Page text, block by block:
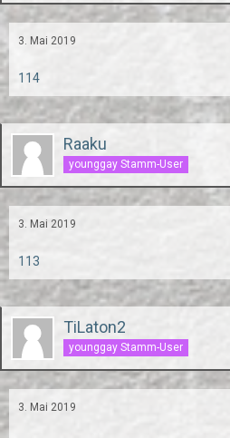
3. Mai 2019
114
Raaku
younggay Stamm-User
3. Mai 2019
113
TiLaton2
younggay Stamm-User
3. Mai 2019